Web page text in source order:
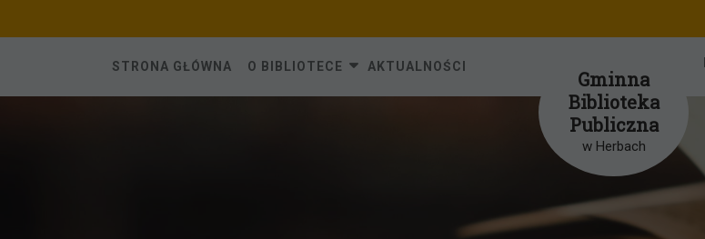
STRONA GŁÓWNA O BIBLIOTECE AKTUALNOŚCI
Gminna
Biblioteka
Publiczna
w Herbach